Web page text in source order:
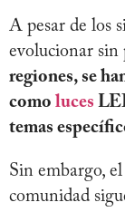
A pesar de los
evolucionar sin
regiones, se
como luces
temas
Sin embargo,
comunidad